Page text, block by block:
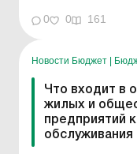
органами местного
их полномочиями.
относительно
0 0 161
Новости Бюджет |
Что входит в
жилых и
предприятий
обслуживания